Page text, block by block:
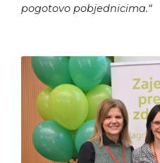
pogotovo pobjednicima.“